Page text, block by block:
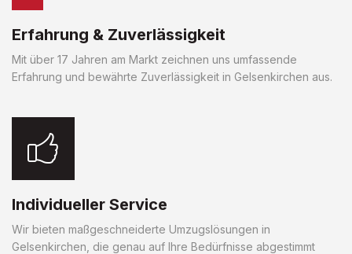
Erfahrung & Zuverlässigkeit
Mit über 17 Jahren am Markt zeichnen uns umfassende
Erfahrung und bewährte Zuverlässigkeit in Gelsenkirchen aus.
Individueller Service
Wir bieten maßgeschneiderte Umzugslösungen in
Gelsenkirchen, die genau auf Ihre Bedürfnisse abgestimmt